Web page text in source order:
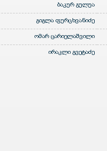
ბაკურ გულუა
გიგლა ფურცხვანიძე
ომარ ცარიელაშვილი
ირაკლი გვეტაძე